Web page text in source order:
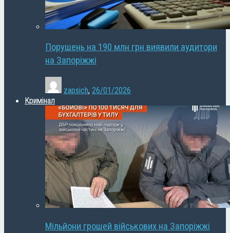
Порушень на 190 млн грн виявили аудитори
на Запоріжжі
zapsich, 26/01/2026
Кримінал
Мільйони грошей військових на Запоріжжі